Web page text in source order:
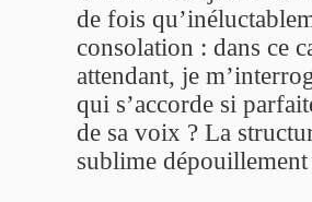
de fois
consolation : dans ce
attendant, je
qui s’accorde si
de sa voix ? La
sublime